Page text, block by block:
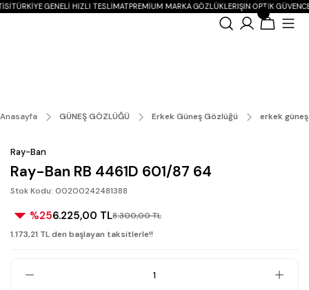
TÜRKIYE GENELI HIZLI TESLIMATPREMIUM MARKA GÖZLÜKLERIŞIN OPTIK
Anasayfa GÜNEŞ GÖZLÜĞÜ Erkek Güneş Gözlüğü erkek güneş
Ray-Ban
Ray-Ban RB 4461D 601/87 64
Stok Kodu: 00200242481388
%256.225,00 TL8.300,00 TL
1.173,21 TL den başlayan taksitlerle!!